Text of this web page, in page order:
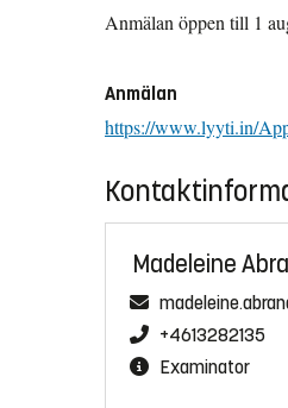
Anmälan öppen till 1
Anmälan
https://www.lyyti.in/
Madeleine
+4613282135
Examinator